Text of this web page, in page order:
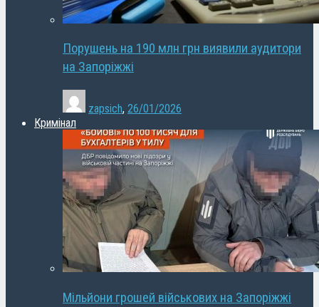
Порушень на 190 млн грн виявили аудитори
на Запоріжжі
zapsich, 26/01/2026
Кримінал
Мільйони грошей військових на Запоріжжі